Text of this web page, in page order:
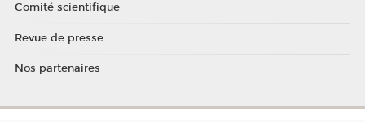
Comité scientifique
Revue de presse
Nos partenaires